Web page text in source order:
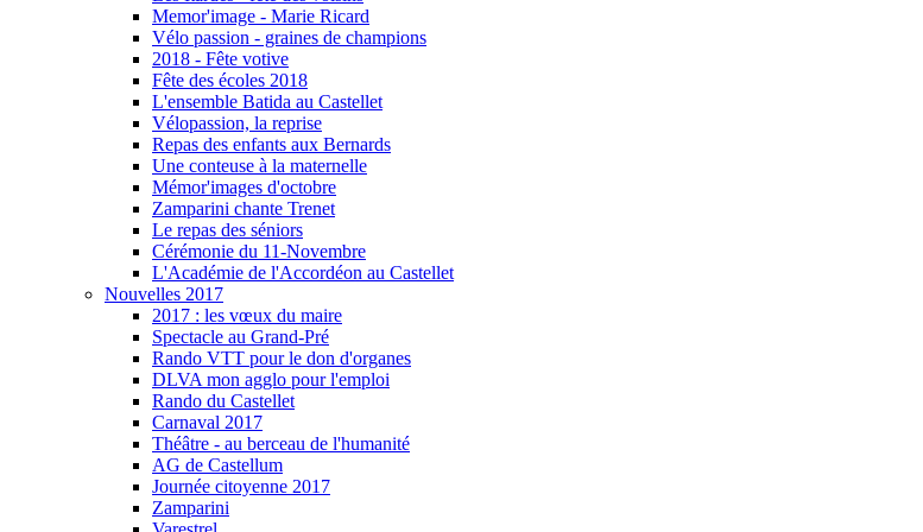
Memor'image - Marie Ricard
Vélo passion - graines de champions
2018 - Fête votive
Fête des écoles 2018
L'ensemble Batida au Castellet
Vélopassion, la reprise
Repas des enfants aux Bernards
Une conteuse à la maternelle
Mémor'images d'octobre
Zamparini chante Trenet
Le repas des séniors
Cérémonie du 11-Novembre
L'Académie de l'Accordéon au Castellet
Nouvelles 2017
2017 : les vœux du maire
Spectacle au Grand-Pré
Rando VTT pour le don d'organes
DLVA mon agglo pour l'emploi
Rando du Castellet
Carnaval 2017
Théâtre - au berceau de l'humanité
AG de Castellum
Journée citoyenne 2017
Zamparini